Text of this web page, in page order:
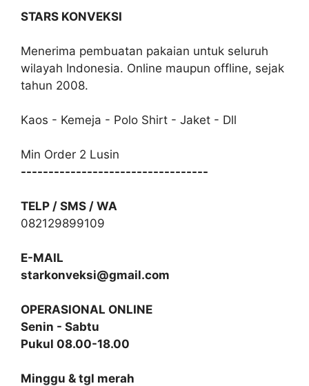
STARS KONVEKSI
Menerima pembuatan pakaian untuk seluruh
wilayah Indonesia. Online maupun offline, sejak
tahun 2008.
Kaos - Kemeja - Polo Shirt - Jaket - Dll
Min Order 2 Lusin
----------------------------------
TELP / SMS / WA
082129899109
E-MAIL
starkonveksi@gmail.com
OPERASIONAL ONLINE
Senin - Sabtu
Pukul 08.00-18.00
Minggu & tgl merah